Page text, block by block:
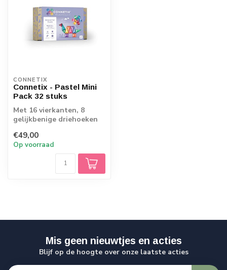
CONNETIX
Connetix - Pastel Mini
Pack 32 stuks
Met 16 vierkanten, 8
gelijkbenige driehoeken
driehoeken in aa...
€49,00
Op voorraad
Mis geen nieuwtjes en acties
Blijf op de hoogte over onze laatste acties